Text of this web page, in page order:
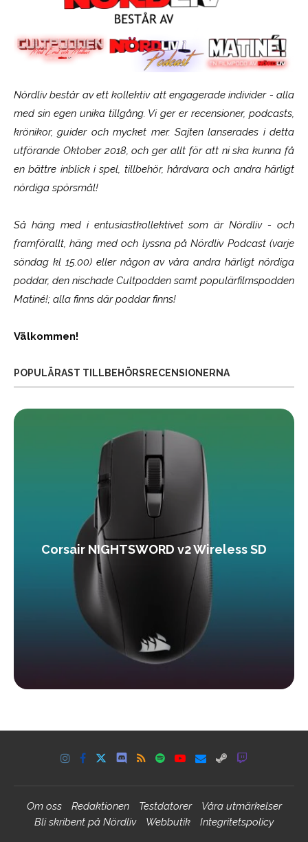
Nördliv består av ett kollektiv att engagerade individer - alla
med sin egen unika tillgång. Vi ger er recensioner, podcasts,
krönikor, guider och mycket mer. Sajten lanserades i detta
utförande Oktober 2018, och ger allt för att ni ska kunna få
en bättre inblick i spel, tillbehör, hårdvara och andra härligt
nördiga spörsmål!
Så häng med i entusiastkollektivet som ärNördliv- och
framförallt, häng med och lyssna på Nördliv Podcast (varje
söndag kl 15.00) eller någon av våra andra härligt nördiga
poddar, den nischade Cultpodden samt populärfilmspodden
Matiné!; alla finns där poddar finns!
Välkommen!
POPULÄRAST TILLBEHÖRSRECENSIONERNA
Corsair NIGHTSWORD v2 Wireless SD
Om oss Redaktionen Testdatorer
Våra utmärkelser
Bli skribent på Nördliv
Webbutik Integritetspolicy